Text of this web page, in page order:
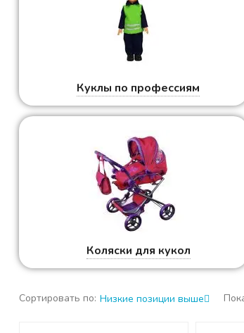
Куклы по профессиям
Коляски для кукол
Сортировать по: Низкие позиции выше